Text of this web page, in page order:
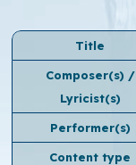
Title
Composer(s) /
Lyricist(s)
Performer(s)
Content type